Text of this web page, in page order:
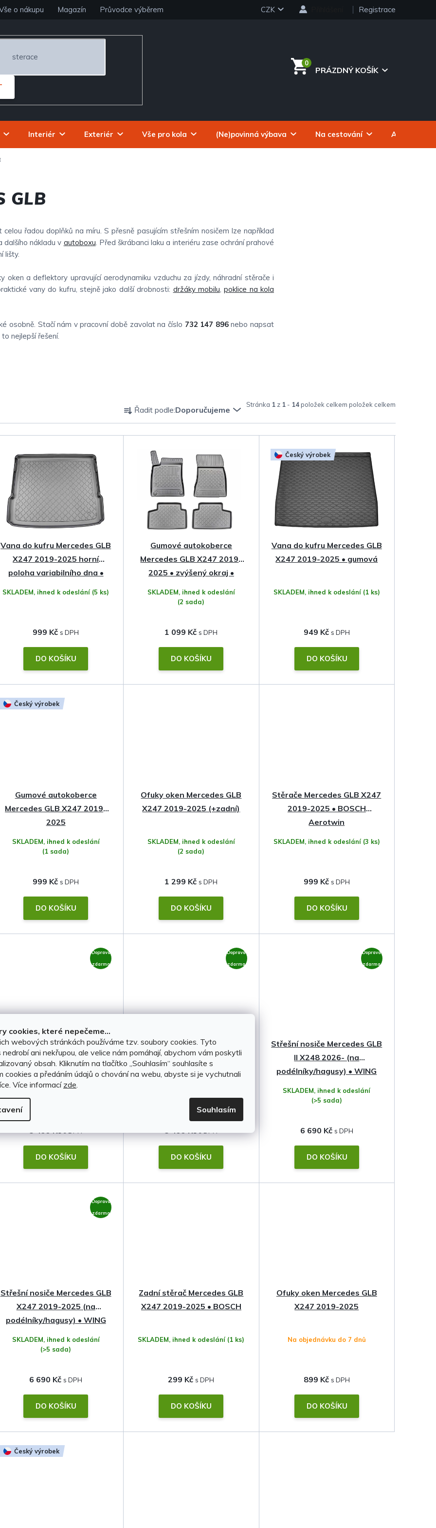
cookies, které nepečeme...
webových stránkách používáme tzv. soubory cookies. Tyto
nedrobí ani nekřupou, ale velice nám pomáhají, abychom vám poskytli
obsah. Kliknutím na tlačítko ,,Souhlasím“ souhlasíte s
cookies a předáním údajů o chování na webu, abyste si je vychutnali
Více informací zde
Souhlasím
o nákupu Magazín Průvodce výběrem CZK Registrace
PRÁZDNÝ KOŠÍK
Interiér Exteriér Vše pro kola (Ne)povinná výbava Na cestování
GLB
řadou doplňků na míru. S přesně pasujícím střešním nosičem lze například
dalšího nákladu v autoboxu. Před škrábanci laku a interiéru zase ochrání prahové
lišty.
a deflektory upravující aerodynamiku vzduchu za jízdy, náhradní stěrače i
vany do kufru, stejně jako další drobnosti: držáky mobilu,poklice na kola
osobně. Stačí nám v pracovní době zavolat na číslo 732 147 896nebo napsat
nejlepší řešení.
Stránka 1 z 1 - 14položek celkem
Ř
a
ů
Řadit podle:Doporučujeme
Vana do kufru Mercedes GLB
X247 2019-2025 horní
poloha variabilního dna •
SKLADEM, ihned k odeslání (5 ks)
999 Kč
DO KOŠÍKU
Gumové autokoberce
Mercedes GLB X247 2019-
2025 • zvýšený okraj •
SKLADEM, ihned k odeslání
(2 sada)
1 099 Kč
DO KOŠÍKU
Český výrobek
Vana do kufru Mercedes GLB
X247 2019-2025 • gumová
SKLADEM, ihned k odeslání (1 ks)
949 Kč
DO KOŠÍKU
Český výrobek
Gumové autokoberce
Mercedes GLB X247 2019-
2025
SKLADEM, ihned k odeslání
(1 sada)
999 Kč
DO KOŠÍKU
Ofuky oken Mercedes GLB
X247 2019-2025 (+zadní)
SKLADEM, ihned k odeslání
(2 sada)
1 299 Kč
DO KOŠÍKU
Stěrače Mercedes GLB X247
2019-2025 • BOSCH
Aerotwin
SKLADEM, ihned k odeslání (3 ks)
999 Kč
DO KOŠÍKU
Doprava
zdarma
Střešní nosiče Mercedes GLB
2019-2025 (na
podélníky/hagusy) • ocel •
Thule
SKLADEM, ihned k odeslání
5 499 Kč
DO KOŠÍKU
Doprava
zdarma
Střešní nosiče Mercedes GLB
II X248 2026- (na
podélníky/hagusy) • ocel •
(4 sada)
5 499 Kč
DO KOŠÍKU
Doprava
zdarma
Střešní nosiče Mercedes GLB
II X248 2026- (na
podélníky/hagusy) • WING
SKLADEM, ihned k odeslání
(>5 sada)
6 690 Kč
DO KOŠÍKU
Doprava
zdarma
Střešní nosiče Mercedes GLB
X247 2019-2025 (na
podélníky/hagusy) • WING
SKLADEM, ihned k odeslání
(>5 sada)
6 690 Kč
DO KOŠÍKU
Zadní stěrač Mercedes GLB
X247 2019-2025 • BOSCH
SKLADEM, ihned k odeslání (1 ks)
299 Kč
DO KOŠÍKU
Ofuky oken Mercedes GLB
X247 2019-2025
Na objednávku do 7 dnů
899 Kč
DO KOŠÍKU
Český výrobek